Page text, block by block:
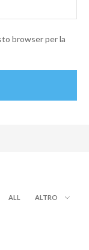
browser per la
ALL ALTRO